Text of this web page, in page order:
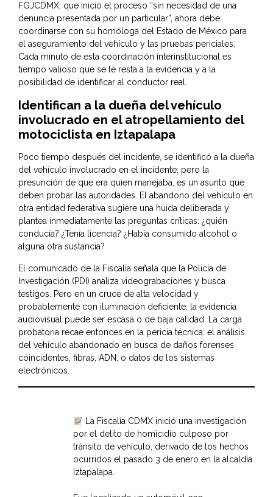
FGJCDMX, que inició el proceso “sin necesidad de una
denuncia presentada por un particular”, ahora debe
coordinarse con su homóloga del Estado de México para
el aseguramiento del vehículo y las pruebas periciales.
Cada minuto de esta coordinación interinstitucional es
tiempo valioso que se le resta a la evidencia y a la
posibilidad de identificar al conductor real.
Identifican a la dueña del vehículo
involucrado en el atropellamiento del
motociclista en Iztapalapa
Poco tiempo después del incidente, se identificó a la dueña
del vehículo involucrado en el incidente; pero la
presunción de que era quien manejaba, es un asunto que
deben probar las autoridades. El abandono del vehículo en
otra entidad federativa sugiere una huida deliberada y
plantea inmediatamente las preguntas críticas: ¿quién
conducía? ¿Tenía licencia? ¿Había consumido alcohol o
alguna otra sustancia?
El comunicado de la Fiscalía señala que la Policía de
Investigación (PDI) analiza videograbaciones y busca
testigos. Pero en un cruce de alta velocidad y
probablemente con iluminación deficiente, la evidencia
audiovisual puede ser escasa o de baja calidad. La carga
probatoria recae entonces en la pericia técnica: el análisis
del vehículo abandonado en busca de daños forenses
coincidentes, fibras, ADN, o datos de los sistemas
electrónicos.
La Fiscalía CDMX inició una investigación
por el delito de homicidio culposo por
tránsito de vehículo, derivado de los hechos
ocurridos el pasado 3 de enero en la alcaldía
Iztapalapa.